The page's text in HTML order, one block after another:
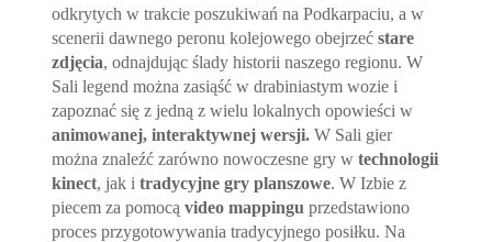
odkrytych w trakcie poszukiwań na Podkarpaciu, a w
scenerii dawnego peronu kolejowego obejrzeć stare
zdjęcia, odnajdując ślady historii naszego regionu. W
Sali legend można zasiąść w drabiniastym wozie i
zapoznać się z jedną z wielu lokalnych opowieści w
animowanej, interaktywnej wersji.W Sali gier
można znaleźć zarówno nowoczesne gry w technologii
kinect, jak i tradycyjne gry planszowe. W Izbie z
piecem za pomocą video mappingu przedstawiono
proces przygotowywania tradycyjnego posiłku. Na